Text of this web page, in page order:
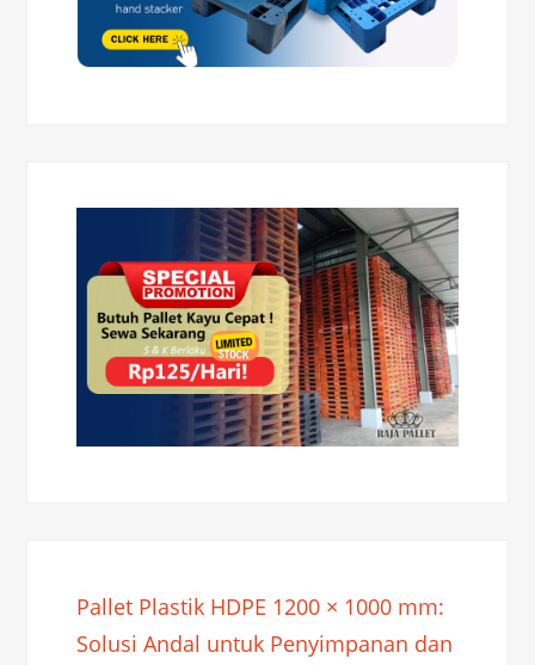
Pallet Plastik HDPE 1200 × 1000 mm:
Solusi Andal untuk Penyimpanan dan